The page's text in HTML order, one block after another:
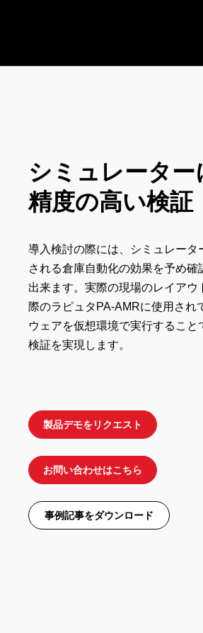
シミュレーター
精度の高い検証
導入検討の際には、シミュレータ
される倉庫自動化の効果を予め確
出来ます。実際の現場のレイアウ
際のラピュタPA-AMRに使用され
ウェアを仮想環境で実行すること
検証を実現します。
製品デモをリクエスト
お問い合わせはこちら
事例記事をダウンロード